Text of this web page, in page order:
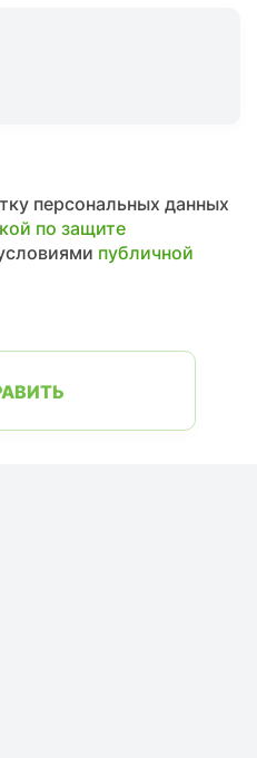
персональных данных
по защите
публичной